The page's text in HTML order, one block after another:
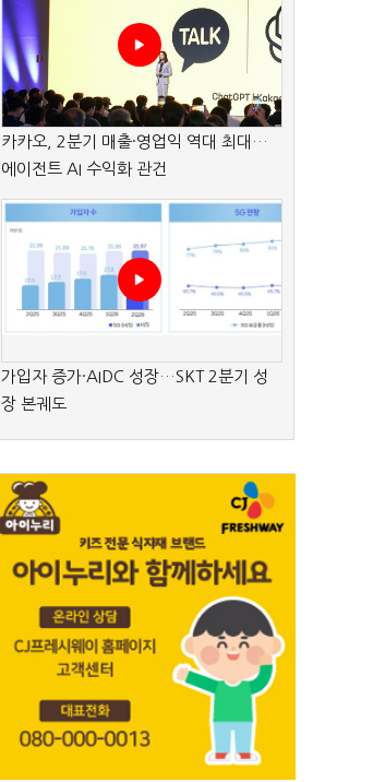
카카오, 2분기 매출·영업익 역대 최대…
에이전트 AI 수익화 관건
가입자 증가·AIDC 성장…SKT 2분기 성
장 본궤도